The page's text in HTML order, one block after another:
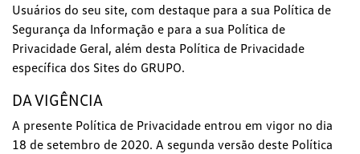
Usuários do seu site, com destaque para a sua Política de
Segurança da Informação e para a sua Política de
Privacidade Geral, além desta Política de Privacidade
específica dos Sites do GRUPO.
DA VIGÊNCIA
A presente Política de Privacidade entrou em vigor no dia
18 de setembro de 2020. A segunda versão deste Política